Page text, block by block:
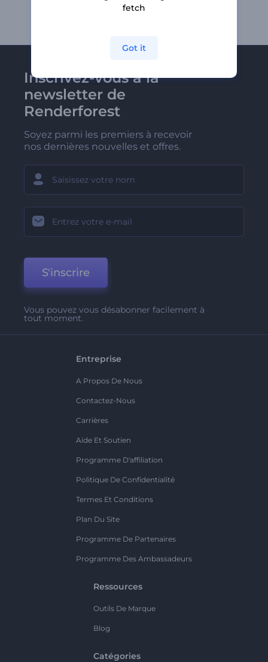
Inscrivez-vous à la
newsletter de
Renderforest
Soyez parmi les premiers à recevoir
nos dernières nouvelles et offres.
S'inscrire
Vous pouvez vous désabonner facilement à
tout moment.
Entreprise
A Propos De Nous
Contactez-Nous
Carrières
Aide Et Soutien
Programme D'affiliation
Politique De Confidentialité
Termes Et Conditions
Plan Du Site
Programme De Partenaires
Programme Des Ambassadeurs
Ressources
Outils De Marque
Blog
Catégories
fetch
Got it